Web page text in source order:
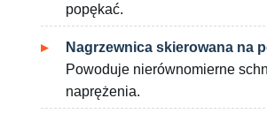
popękać.
Nagrzewnica skierowana na
Powoduje nierównomierne
naprężenia.